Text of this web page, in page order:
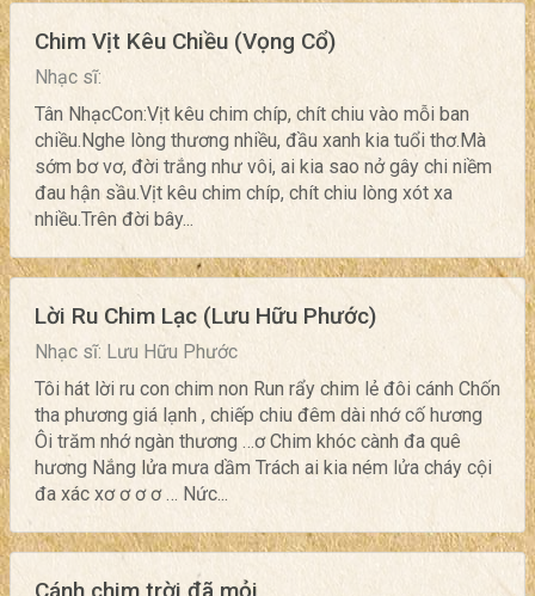
Chim Vịt Kêu Chiều (Vọng Cổ)
Nhạc sĩ:
Tân NhạcCon:Vịt kêu chim chíp, chít chiu vào mỗi ban
chiều.Nghe lòng thương nhiều, đầu xanh kia tuổi thơ.Mà
sớm bơ vơ, đời trắng như vôi, ai kia sao nở gây chi niềm
đau hận sầu.Vịt kêu chim chíp, chít chiu lòng xót xa
nhiều.Trên đời bây...
Lời Ru Chim Lạc (Lưu Hữu Phước)
Nhạc sĩ: Lưu Hữu Phước
Tôi hát lời ru con chim non Run rẩy chim lẻ đôi cánh Chốn
tha phương giá lạnh , chiếp chiu đêm dài nhớ cố hương
Ôi trăm nhớ ngàn thương …ơ Chim khóc cành đa quê
hương Nắng lửa mưa dầm Trách ai kia ném lửa cháy cội
đa xác xơ ơ ơ ơ … Nức...